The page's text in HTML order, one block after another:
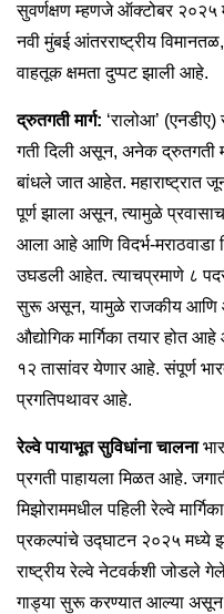
सुवर्णक्षण म्हणजे ऑक्टोबर २०२५
नवी मुंबई आंतरराष्ट्रीय
वाहतूक क्षमता दुप्पट झाली आहे.
द्रुतगती मार्ग: ‘रालोआ’
गती दिली असून, अनेक द्रुतगती
बांधले जात आहेत. महाराष्ट्रात
पूर्ण झाला असून, त्यामुळे
आला आहे आणि विदर्भ-मराठवाडा
उघडली आहेत. त्याचप्रमाणे ८
सुरू असून, यामुळे राजकीय आणि
औद्योगिक मार्गिका तयार होत
१२ तासांवर येणार आहे. संपूर्ण
प्रगतिपथावर आहे.
रेल्वे पायाभूत सुविधांना चालना
प्रगती पाहायला मिळत आहे.
मिझोराममधील पहिली रेल्वे
प्रकल्पांचे उद्घाटन २०२५ मध्ये
राष्ट्रीय रेल्वे नेटवर्कशी जोडले
गाड्या सुरू करण्यात आल्या असून,